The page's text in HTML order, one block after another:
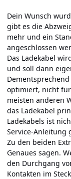
Dein Wunsch
gibt es die
mehr und ein
angeschlossen
Das Ladekabel
und soll dann
optimiert, nicht für
meisten anderen
das Ladekabel
Ladekabels ist
Service-Anleitung
Zu den beiden
Genaues sagen.
den Durchgang
Kontakten im